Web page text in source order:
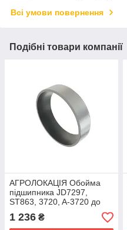
Всі умови повернення
Подібні товари компанії
АГРОЛОКАЦІЯ Обойма
підшипника JD7297,
ST863, 3720, A-3720 до
John Deere (унікальний ID:
JD7297)
1 236 ₴